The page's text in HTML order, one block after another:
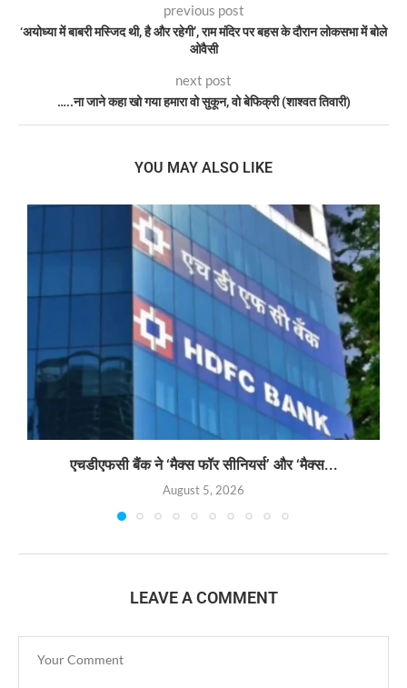
previous post
‘अयोध्या में बाबरी मस्जिद थी, है और रहेगी’, राम मंदिर पर बहस के दौरान लोकसभा में बोले
ओवैसी
next post
…..ना जाने कहा खो गया हमारा वो सुकून, वो बेफिक्री (शाश्वत तिवारी)
YOU MAY ALSO LIKE
एचडीएफसी बैंक ने ‘मैक्स फॉर सीनियर्स’ और ‘मैक्स...
August 5, 2026
LEAVE A COMMENT